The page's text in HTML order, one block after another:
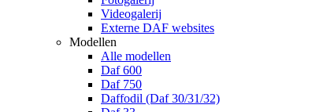
Videogalerij
Externe DAF websites
Modellen
Alle modellen
Daf 600
Daf 750
Daffodil (Daf 30/31/32)